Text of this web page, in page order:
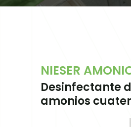
NIESER
Desinfectante
amonios